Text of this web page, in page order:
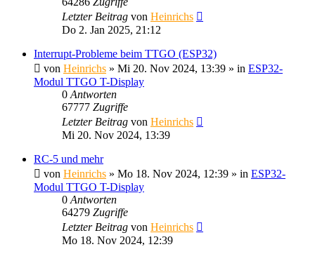
Letzter Beitrag von Heinrichs
Do 2. Jan 2025, 21:12
Interrupt-Probleme beim TTGO (ESP32)
von Heinrichs » Mi 20. Nov 2024, 13:39 » in ESP32-
Modul TTGO T-Display
0 Antworten
67777 Zugriffe
Letzter Beitrag von Heinrichs
Mi 20. Nov 2024, 13:39
RC-5 und mehr
von Heinrichs » Mo 18. Nov 2024, 12:39 » in ESP32-
Modul TTGO T-Display
0 Antworten
64279 Zugriffe
Letzter Beitrag von Heinrichs
Mo 18. Nov 2024, 12:39